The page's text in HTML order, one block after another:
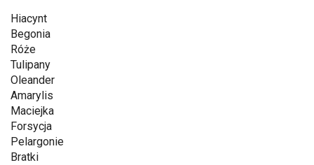
Hiacynt
Begonia
Róże
Tulipany
Oleander
Amarylis
Maciejka
Forsycja
Pelargonie
Bratki